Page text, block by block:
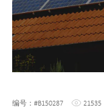
编号：#B150287 21535